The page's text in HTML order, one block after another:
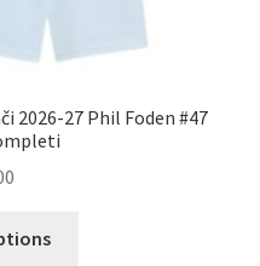
2026-27 Phil Foden #47